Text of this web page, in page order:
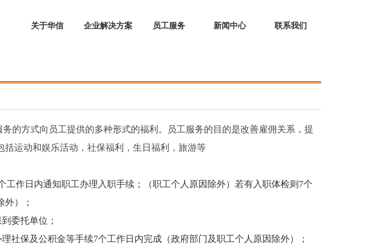
关于华信 企业解决方案 员工服务 新闻中心 联系我们
方式向员工提供的多种形式的福利。员工服务的目的是改善雇佣关系，提
括运动和娱乐活动，社保福利，生日福利，旅游等
作日内通知职工办理入职手续；（职工个人原因除外）若有入职体检则7个
）；
委托单位；
社保及公积金等手续7个工作日内完成（政府部门及职工个人原因除外）；